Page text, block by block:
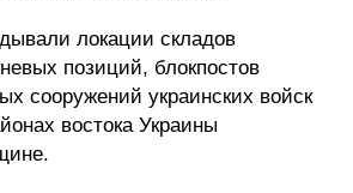
локации складов
позиций, блокпостов
сооружений украинских войск
востока Украины